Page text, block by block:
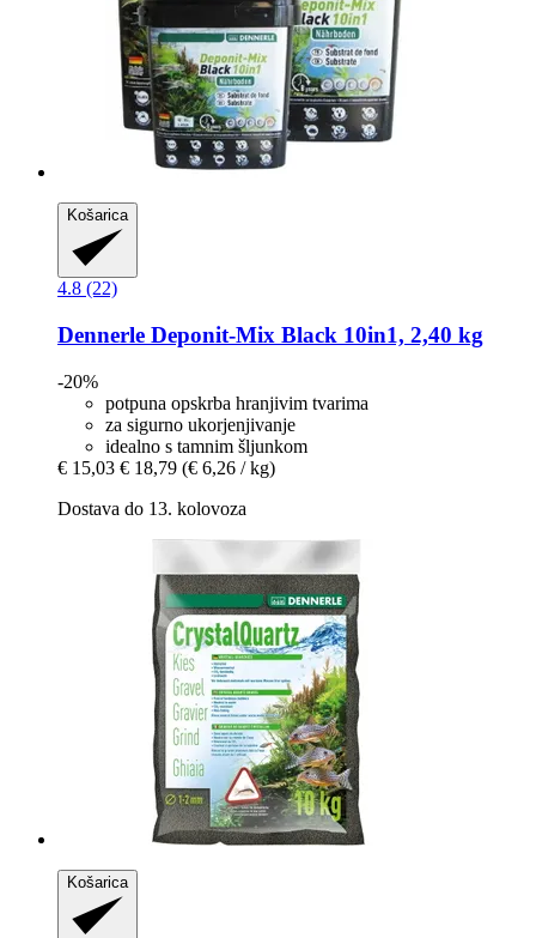
Košarica
4.8 (22)
Dennerle Deponit-​Mix Black 10in1, 2,40 kg
-20%
potpuna opskrba hranjivim tvarima
za sigurno ukorjenjivanje
idealno s tamnim šljunkom
€ 15,03 € 18,79 (€ 6,26 / kg)
Dostava do 13. kolovoza
Košarica